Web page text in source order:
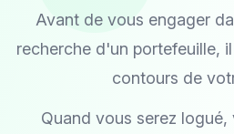
Avant de vous engager
recherche d'un portefeuille,
contours de
Quand vous serez